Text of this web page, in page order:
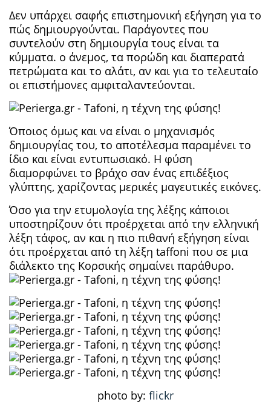
Δεν υπάρχει σαφής επιστημονική εξήγηση για το
πώς δημιουργούνται. Παράγοντες που
συντελούν στη δημιουργία τους είναι τα
κύμματα. ο άνεμος, τα πορώδη και διαπερατά
πετρώματα και το αλάτι, αν και για το τελευταίο
οι επιστήμονες αμφιταλαντεύονται.
Όποιος όμως και να είναι ο μηχανισμός
δημιουργίας του, το αποτέλεσμα παραμένει το
ίδιο και είναι εντυπωσιακό. Η φύση
διαμορφώνει το βράχο σαν ένας επιδέξιος
γλύπτης, χαρίζοντας μερικές μαγευτικές εικόνες.
Όσο για την ετυμολογία της λέξης κάποιοι
υποστηρίζουν ότι προέρχεται από την ελληνική
λέξη τάφος, αν και η πιο πιθανή εξήγηση είναι
ότι προέρχεται από τη λέξη taffoni που σε μια
διάλεκτο της Κορσικής σημαίνει παράθυρο.
photo by: flickr